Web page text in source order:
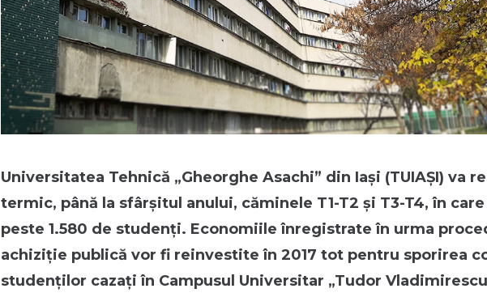
Universitatea Tehnică „Gheorghe Asachi” din Iași (TUIAȘI) va
termic, până la sfârșitul anului, căminele T1-T2 și T3-T4, în
peste 1.580 de studenți. Economiile înregistrate în urma
achiziție publică vor fi reinvestite în 2017 tot pentru sporirea
studenților cazați în Campusul Universitar „Tudor